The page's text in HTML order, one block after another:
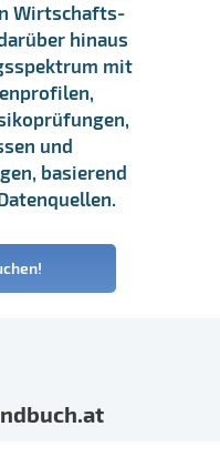
Wirtschafts-
hinaus
mit
und
basierend